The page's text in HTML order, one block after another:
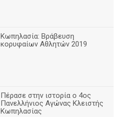
Κωπηλασία: Βράβευση
κορυφαίων Αθλητών 2019
Πέρασε στην ιστορία ο 4ος
Πανελλήνιος Αγώνας Κλειστής
Κωπηλασίας